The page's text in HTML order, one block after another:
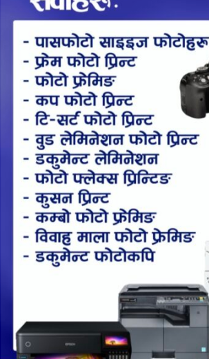
सम्झौता बमोजिम नगरपालिकाको वडा नं
वितरण कार्य सुरु गरेको हो ।
त्रिवेणी टोलका भूमिहीन, अव्यवस्थित
नगर प्रमुख बस्नेतले ऐलानी, पर्ती जग्गा
बन्ने पहिलो प्रक्रिया सुरु भएको बताउनु भयो ।
मेरो हो’ भनेर ढुक्कका साथ भोगचलन
बाध्यताको अन्त्य भएको र यहि निस्साले
नगर पमुख बस्नेतले वडा नं १२ लाई